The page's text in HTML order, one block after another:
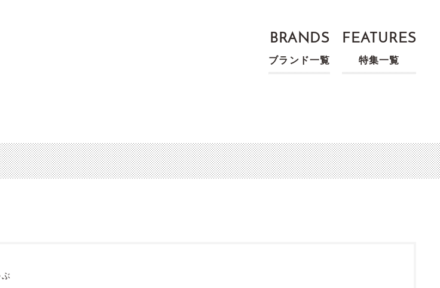
BRANDS
ブランド一覧
FEATURES
特集一覧